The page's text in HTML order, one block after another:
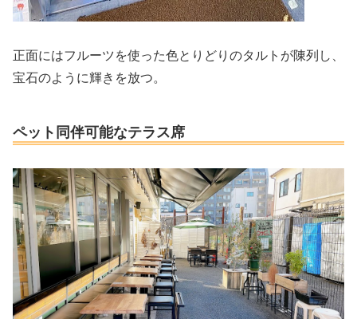
正面にはフルーツを使った色とりどりのタルトが陳列し、
宝石のように輝きを放つ。
ペット同伴可能なテラス席